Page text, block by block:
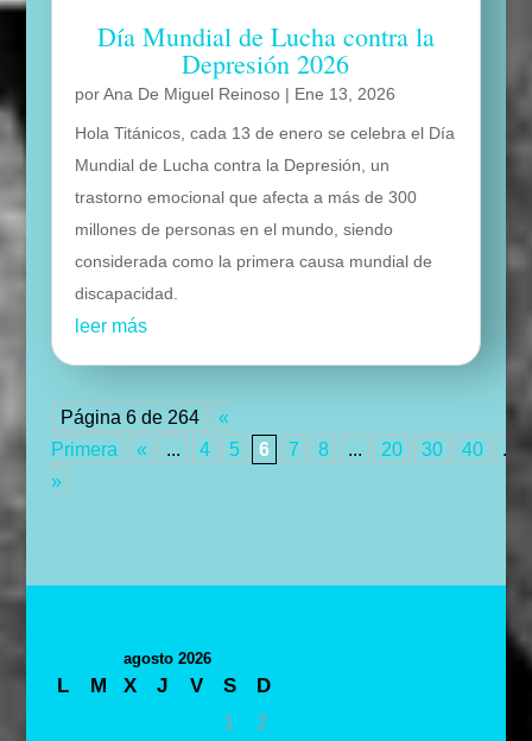
Día Mundial de Lucha contra la
Depresión 2026
porAna De Miguel Reinoso| Ene 13, 2026
Hola Titánicos, cada 13 de enero se celebra el Día
Mundial de Lucha contra la Depresión, un
trastorno emocional que afecta a más de 300
millones de personas en el mundo, siendo
considerada como la primera causa mundial de
discapacidad.
leer más
Página 6 de 264
«
Primera
« ... 4 5 6 7 8 ... 20 30 40
...
»
agosto 2026
L M X J V S
D
1
2